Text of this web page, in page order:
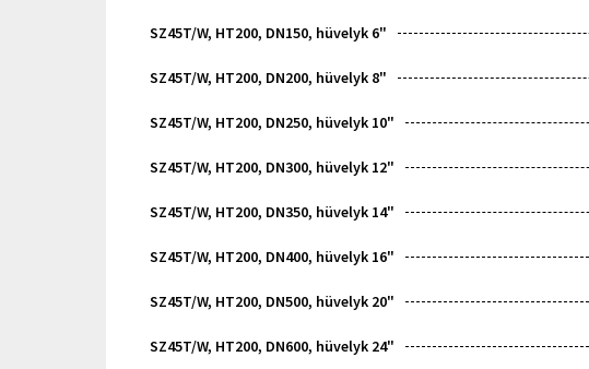
SZ45T/W, HT200, DN150, hüvelyk 6"
SZ45T/W, HT200, DN200, hüvelyk 8"
SZ45T/W, HT200, DN250, hüvelyk 10"
SZ45T/W, HT200, DN300, hüvelyk 12"
SZ45T/W, HT200, DN350, hüvelyk 14"
SZ45T/W, HT200, DN400, hüvelyk 16"
SZ45T/W, HT200, DN500, hüvelyk 20"
SZ45T/W, HT200, DN600, hüvelyk 24"